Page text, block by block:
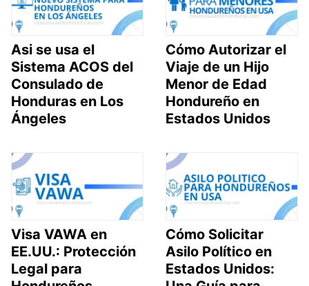
Asi se usa el
Sistema ACOS del
Consulado de
Honduras en Los
Ángeles
Cómo Autorizar el
Viaje de un Hijo
Menor de Edad
Hondureño en
Estados Unidos
Visa VAWA en
EE.UU.: Protección
Legal para
Cómo Solicitar
Asilo Político en
Estados Unidos: